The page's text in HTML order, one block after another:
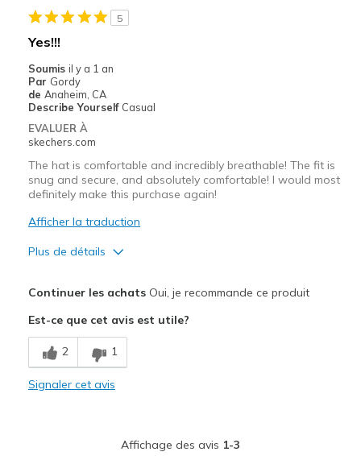
Casual Wear
Travel
Width
Sizing
View On Shoes
I'm Into Shoes
5
Yes!!!
Soumis il y a 1 an
Par Gordy
de Anaheim, CA
Describe Yourself Casual
EVALUER À
skechers.com
The hat is comfortable and incredibly breathable! The fit is
snug and secure, and absolutely comfortable! I would most
definitely make this purchase again!
Afficher la traduction
Plus de détails
Comfortable
Durable
Continuer les achatsOui, je recommande ce produit
Est-ce que cet avis est utile?
2 1
Signaler cet avis
Affichage des avis 1-3